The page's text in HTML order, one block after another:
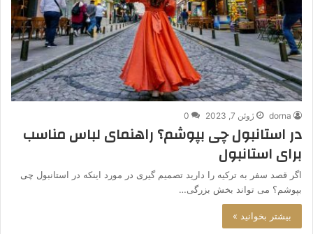
dorna ژوئن 7, 2023 0
در استانبول چی بپوشم؟ راهنمای لباس مناسب
برای استانبول
اگر قصد سفر به ترکیه را دارید تصمیم گیری در مورد اینکه در استانبول چی
بپوشم؟ می تواند بخش بزرگی…
بیشتر بخوانید »